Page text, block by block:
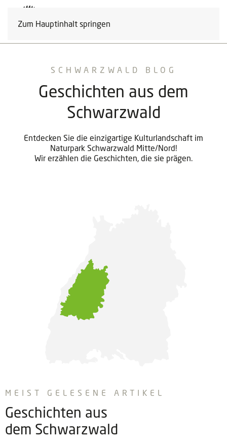
Zum Hauptinhalt springen
SCHWARZWALD BLOG
Geschichten aus dem
Schwarzwald
Entdecken Sie die einzigartige Kulturlandschaft im
Naturpark Schwarzwald Mitte/Nord!
Wir erzählen die Geschichten, die sie prägen.
MEIST GELESENE ARTIKEL
Geschichten aus
dem Schwarzwald